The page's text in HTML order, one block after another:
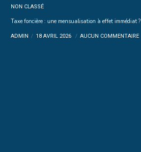
NON CLASSÉ
Taxe foncière : une mensualisation à effet immédiat ?
ADMIN 18 AVRIL 2026 AUCUN COMMENTAIRE